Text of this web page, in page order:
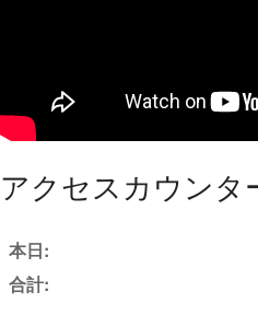
アクセスカウンタ
本日:
合計: